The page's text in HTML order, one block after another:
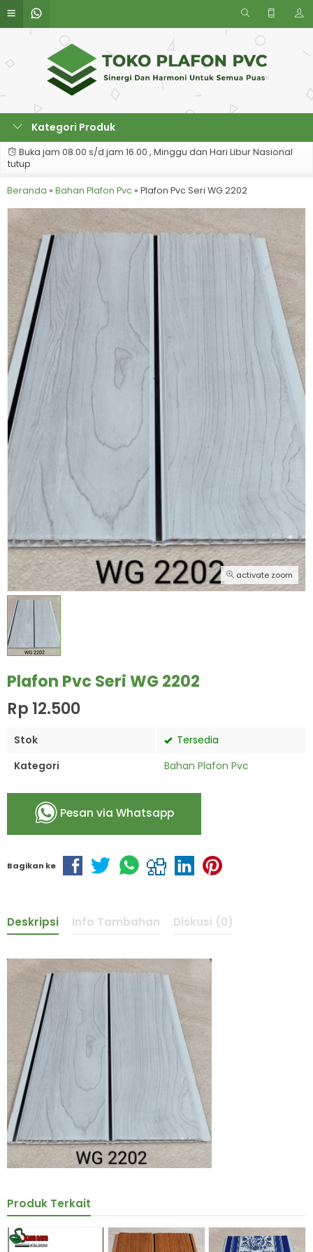
Kategori Produk
Buka jam 08.00 s/d jam 16.00 , Minggu dan Hari Libur Nasional
tutup
Beranda » Bahan Plafon Pvc » Plafon Pvc Seri WG 2202
activate zoom
Plafon Pvc Seri WG 2202
Rp 12.500
Stok
Tersedia
Kategori
Bahan Plafon Pvc
Pesan via Whatsapp
Bagikan ke
Deskripsi Info Tambahan Diskusi (0)
Produk Terkait